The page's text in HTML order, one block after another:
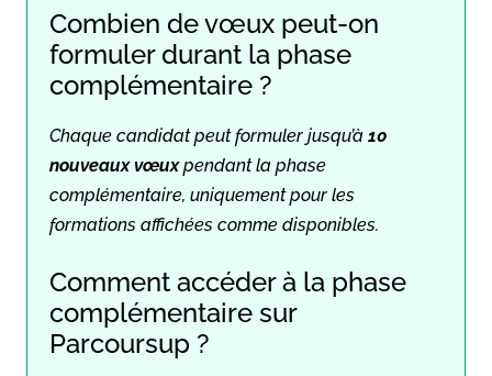
Combien de vœux peut-on
formuler durant la phase
complémentaire ?
Chaque candidat peut formuler jusqu’à 10
nouveaux vœuxpendant la phase
complémentaire, uniquement pour les
formations affichées comme disponibles.
Comment accéder à la phase
complémentaire sur
Parcoursup ?